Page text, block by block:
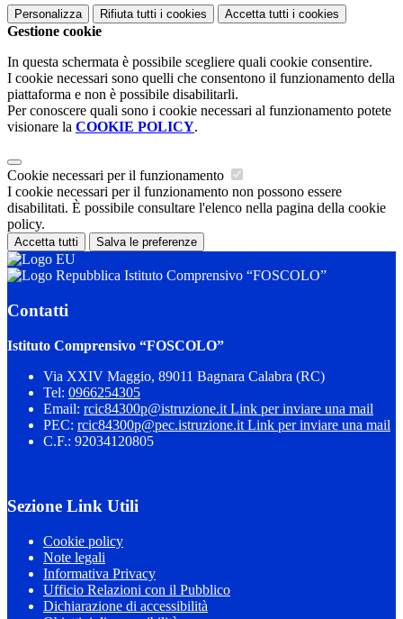
Personalizza Rifiuta tutti i cookies Accetta tutti i cookies
Gestione cookie
In questa schermata è possibile scegliere quali cookie consentire.
I cookie necessari sono quelli che consentono il funzionamento della
piattaforma e non è possibile disabilitarli.
Per conoscere quali sono i cookie necessari al funzionamento potete
visionare la COOKIE POLICY.
Cookie necessari per il funzionamento
I cookie necessari per il funzionamento non possono essere
disabilitati. È possibile consultare l'elenco nella pagina della cookie
policy.
Accetta tutti Salva le preferenze
Istituto Comprensivo “FOSCOLO”
Contatti
Istituto Comprensivo “FOSCOLO”
Via XXIV Maggio, 89011 Bagnara Calabra (RC)
Tel: 0966254305
Email: rcic84300p@istruzione.it Link per inviare una mail
PEC: rcic84300p@pec.istruzione.it Link per inviare una mail
C.F.: 92034120805
Sezione Link Utili
Cookie policy
Note legali
Informativa Privacy
Ufficio Relazioni con il Pubblico
Dichiarazione di accessibilità